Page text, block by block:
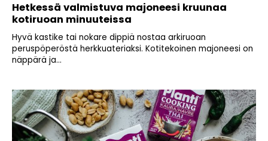
Hetkessä valmistuva majoneesi kruunaa
kotiruoan minuuteissa
Hyvä kastike tai nokare dippiä nostaa arkiruoan
peruspöperöstä herkkuateriaksi. Kotitekoinen majoneesi on
näppärä ja...